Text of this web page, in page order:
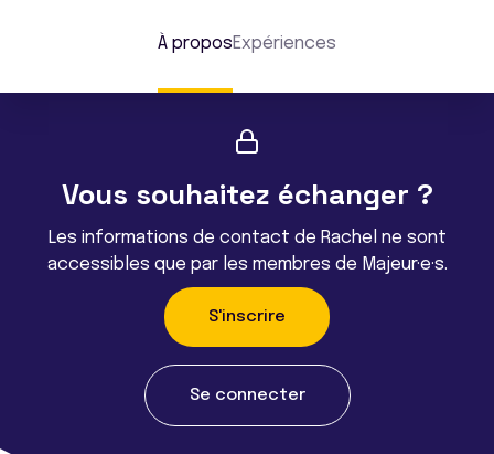
À proposExpériences
Vous souhaitez échanger ?
Les informations de contact de Rachel ne sont
accessibles que par les membres de Majeur·e·s.
S'inscrire
Se connecter